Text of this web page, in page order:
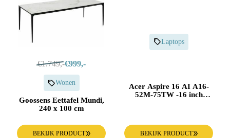
€1.749,-€999,-
Wonen
Goossens Eettafel Mundi,
240 x 100 cm
BEKIJK PRODUCT
Laptops
Acer Aspire 16 AI A16-
52M-75TW -16 inch
BEKIJK PRODUCT